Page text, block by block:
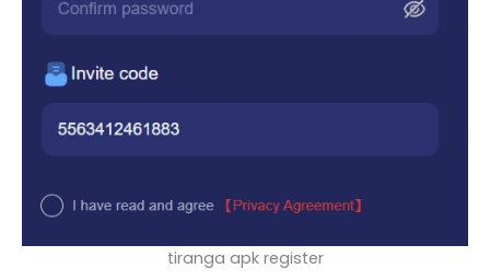
tiranga apk register